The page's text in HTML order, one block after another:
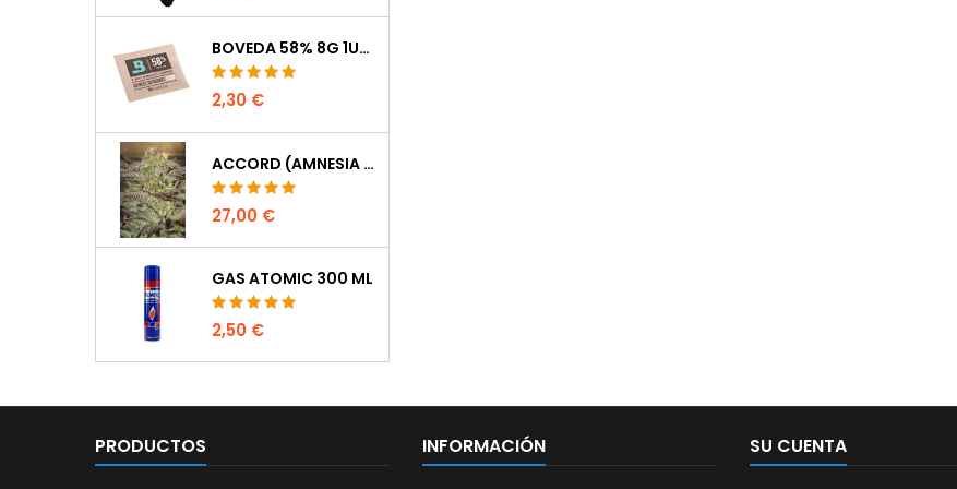
BOVEDA 58% 8G 1UDS
2,30 €
ACCORD (AMNESIA CORDOBESA)
27,00 €
GAS ATOMIC 300 ML
2,50 €
PRODUCTOS INFORMACIÓN SU CUENTA